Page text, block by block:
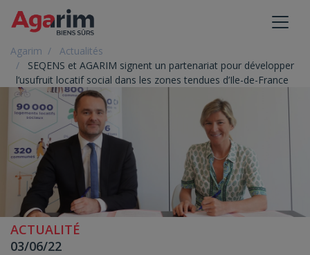
Agarim
Actualités
SEQENS et AGARIM signent un partenariat pour développer
l’usufruit locatif social dans les zones tendues d’Ile-de-France
ACTUALITÉ
03/06/22